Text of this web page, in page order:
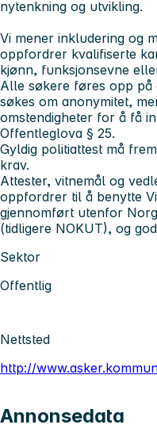
nytenkning og utvikling.
Vi mener inkludering og
oppfordrer kvalifiserte
kjønn, funksjonsevne
Alle søkere føres opp
søkes om anonymitet,
omstendigheter for å få
Offentleglova § 25.
Gyldig politiattest må
krav.
Attester, vitnemål og
oppfordrer til å benytte
gjennomført utenfor
(tidligere NOKUT), og
Sektor
Offentlig
Nettsted
http://
Annonsedata